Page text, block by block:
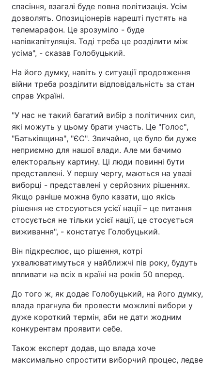
спасіння, взагалі буде повна політизація. Усім
дозволять. Опозиціонерів нарешті пустять на
телемарафон. Це зрозуміло - буде
напівкапітуляція. Тоді треба це розділити між
усіма", - сказав Голобуцький.
На його думку, навіть у ситуації продовження
війни треба розділити відповідальність за стан
справ Україні.
"У нас не такий багатий вибір з політичних сил,
які можуть у цьому брати участь. Це "Голос",
"Батьківщина", "ЄС". Звичайно, це було би дуже
неприємно для нашої влади. Але ми бачимо
електоральну картину. Ці люди повинні бути
представлені. У першу чергу, маються на увазі
виборці - представлені у серйозних рішеннях.
Якщо раніше можна було казати, що якісь
рішення не стосуються усієї нації – це питання
стосується не тільки усієї нації, це стосується
виживання", - констатує Голобуцький.
Він підкреслює, що рішення, котрі
ухвалюватимуться у найближчі пів року, будуть
впливати на всіх в країні на років 50 вперед.
До того ж, як додає Голобуцький, на його думку,
влада прагнула би провести можливі вибори у
дуже короткий термін, аби не дати жодним
конкурентам проявити себе.
Також експерт додав, що влада хоче
максимально спростити виборчий процес, ледве